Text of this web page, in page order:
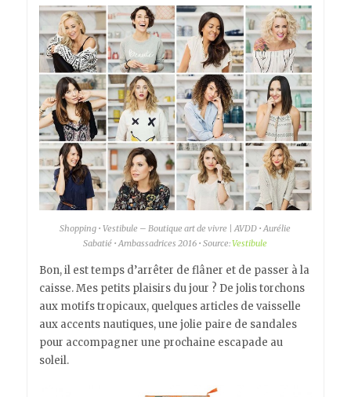
Shopping • Vestibule – Boutique art de vivre | AVDD • Aurélie
Sabatié • Ambassadrices 2016 • Source:Vestibule
Bon, il est temps d’arrêter de flâner et de passer à la
caisse. Mes petits plaisirs du jour ? De jolis torchons
aux motifs tropicaux, quelques articles de vaisselle
aux accents nautiques, une jolie paire de sandales
pour accompagner une prochaine escapade au
soleil.